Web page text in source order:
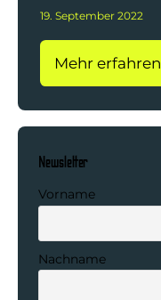
19. September 2022
Mehr erfahren
Newsletter
Vorname
Nachname